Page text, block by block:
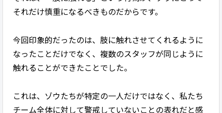
それだけ慎重になるべきものだからです。
今回印象的だったのは、肢に触れさせてくれるように
なったことだけでなく、複数のスタッフが同じように
触れることができたことでした。
これは、ゾウたちが特定の一人だけではなく、私たち
チーム全体に対して警戒していないことの表れだと感